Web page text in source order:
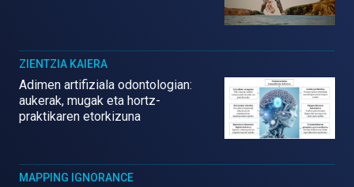
ZIENTZIA KAIERA
Adimen artifiziala odontologian:
aukerak, mugak eta hortz-
praktikaren etorkizuna
MAPPING IGNORANCE